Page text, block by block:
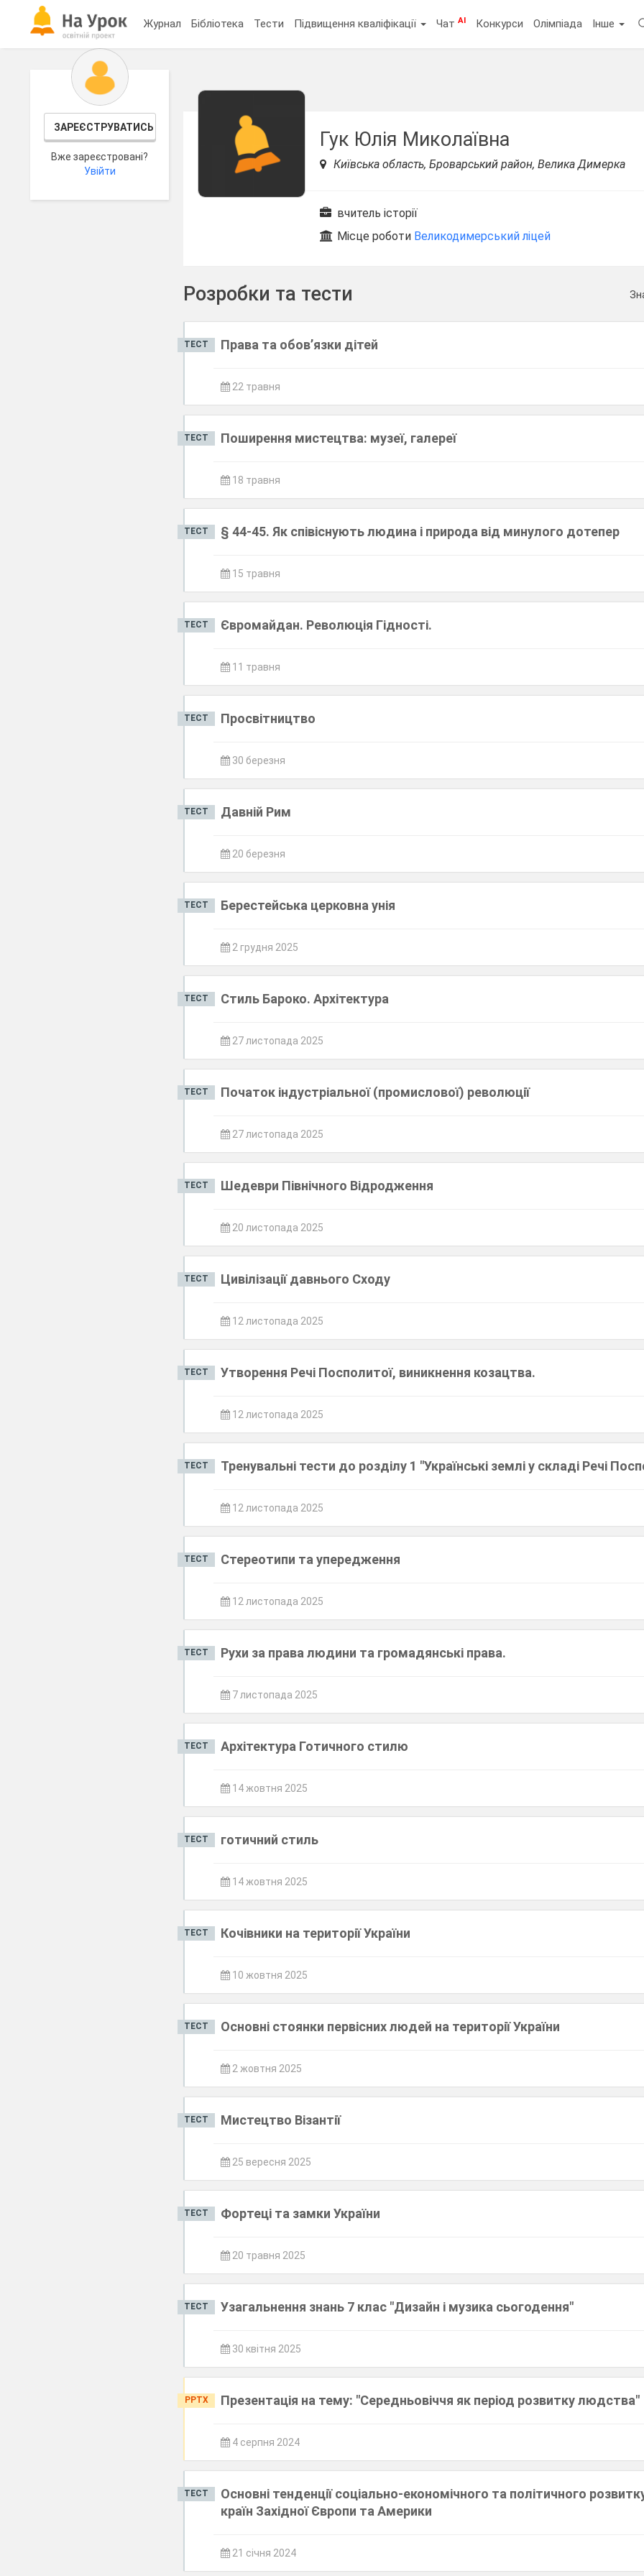
Журнал Бібліотека Тести Підвищення кваліфікації ЧатAI Конкурси Олімпіада Інше
ЗАРЕЄСТРУВАТИСЬ
Вже зареєстровані?
Увійти
Гук Юлія Миколаївна
Київська область, Броварський район, Велика Димерка
вчитель історії
Місце роботи Великодимерський ліцей
Розробки та тести
ТЕСТ Права та обов’язки дітей
22 травня
ТЕСТ Поширення мистецтва: музеї, галереї
18 травня
ТЕСТ § 44-45. Як співіснують людина і природа від минулого дотепер
15 травня
ТЕСТ Євромайдан. Революція Гідності.
11 травня
ТЕСТ Просвітництво
30 березня
ТЕСТ Давній Рим
20 березня
ТЕСТ Берестейська церковна унія
2 грудня 2025
ТЕСТ Стиль Бароко. Архітектура
27 листопада 2025
ТЕСТ Початок індустріальної (промислової) революції
27 листопада 2025
ТЕСТ Шедеври Північного Відродження
20 листопада 2025
ТЕСТ Цивілізації давнього Сходу
12 листопада 2025
ТЕСТ Утворення Речі Посполитої, виникнення козацтва.
12 листопада 2025
ТЕСТ Тренувальні тести до розділу 1 "Українські землі у складі Речі
12 листопада 2025
ТЕСТ Стереотипи та упередження
12 листопада 2025
ТЕСТ Рухи за права людини та громадянські права.
7 листопада 2025
ТЕСТ Архітектура Готичного стилю
14 жовтня 2025
ТЕСТ готичний стиль
14 жовтня 2025
ТЕСТ Кочівники на території України
10 жовтня 2025
ТЕСТ Основні стоянки первісних людей на території України
2 жовтня 2025
ТЕСТ Мистецтво Візантії
25 вересня 2025
ТЕСТ Фортеці та замки України
20 травня 2025
ТЕСТ Узагальнення знань 7 клас "Дизайн і музика сьогодення"
30 квітня 2025
PPTX Презентація на тему: "Середньовіччя як період розвитку людства"
4 серпня 2024
ТЕСТ
Основні тенденції соціально-економічного та політичного
країн Західної Європи та Америки
21 січня 2024